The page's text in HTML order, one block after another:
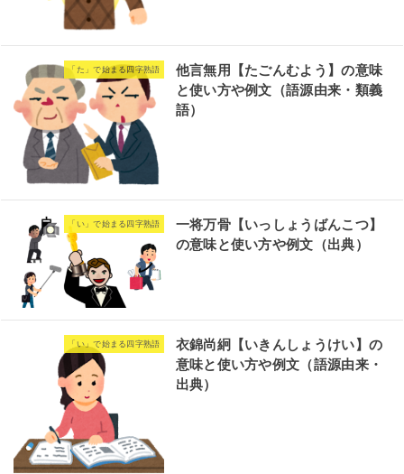
「た」で始まる四字熟語
他言無用【たごんむよう】の意味
と使い方や例文（語源由来・類義
語）
「い」で始まる四字熟語
一将万骨【いっしょうばんこつ】
の意味と使い方や例文（出典）
「い」で始まる四字熟語
衣錦尚絅【いきんしょうけい】の
意味と使い方や例文（語源由来・
出典）